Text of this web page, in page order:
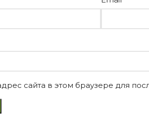
сайта в этом браузере для